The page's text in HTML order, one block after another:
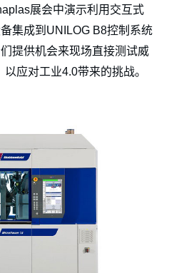
展会中演示利用交互式
集成到UNILOG B8控制系统
提供机会来现场直接测试威
应对工业4.0带来的挑战。